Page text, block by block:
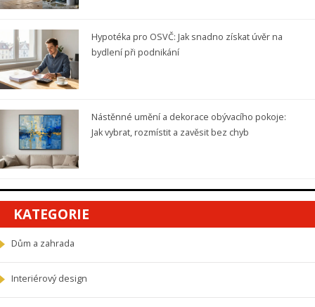
Hypotéka pro OSVČ: Jak snadno získat úvěr na
bydlení při podnikání
Nástěnné umění a dekorace obývacího pokoje:
Jak vybrat, rozmístit a zavěsit bez chyb
KATEGORIE
Dům a zahrada
Interiérový design